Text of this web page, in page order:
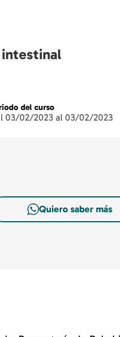
del curso
03/02/2023 al 03/02/2023
Quiero saber más